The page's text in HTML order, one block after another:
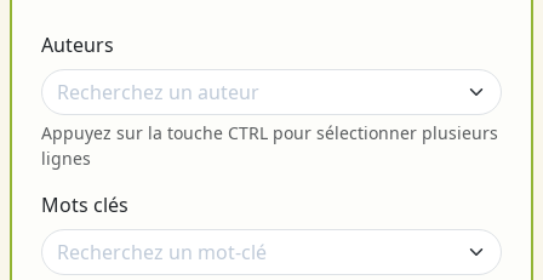
Auteurs
Appuyez sur la touche CTRL pour sélectionner plusieurs
lignes
Mots clés